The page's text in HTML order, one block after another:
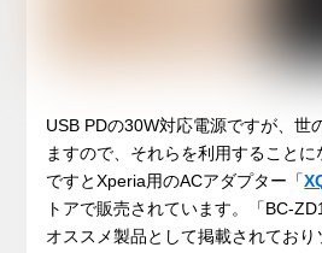
USB PDの30W対応電源ですが、世
ますので、それらを利用すること
ですとXperia用のACアダプター「
トアで販売されています。「BC-
オススメ製品として掲載されてお